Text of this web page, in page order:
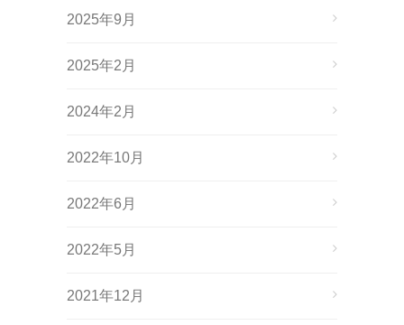
2025年9月
2025年2月
2024年2月
2022年10月
2022年6月
2022年5月
2021年12月